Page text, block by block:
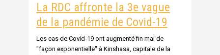
La RDC affronte la 3e vague
de la pandémie de Covid-19
Les cas de Covid-19 ont augmenté fin mai de
"façon exponentielle" à Kinshasa, capitale de la